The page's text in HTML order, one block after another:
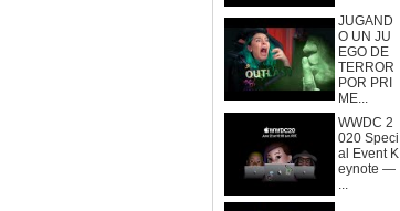
JUGAND
O UN JU
EGO DE
TERROR
POR PRI
ME...
WWDC 2
020 Speci
al Event K
eynote —
...